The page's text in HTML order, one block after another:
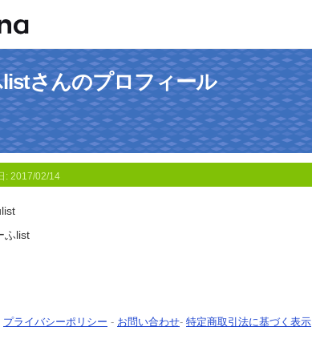
さんのプロフィール
: 2017/02/14
ふlist
プライバシーポリシー - お問い合わせ- 特定商取引法に基づく表示